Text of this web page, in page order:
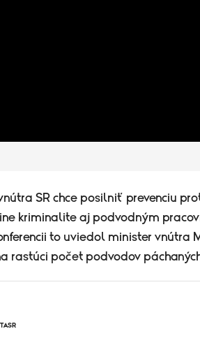
SR chce posilniť prevenciu
kriminalite aj podvodným
to uviedol minister vnútra
rastúci počet podvodov